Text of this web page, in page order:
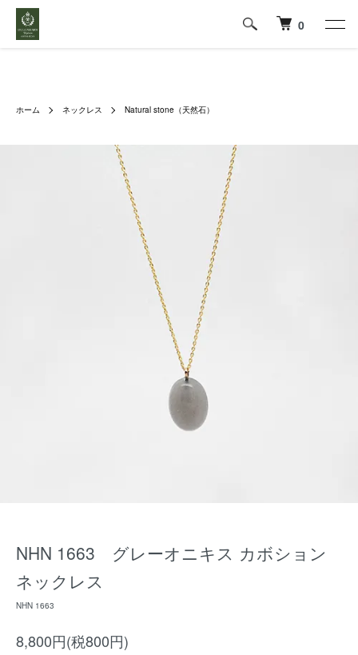
0
ホーム ネックレス Natural stone（天然石）
NHN 1663 グレーオニキス カボション
ネックレス
NHN 1663
8,800円(税800円)